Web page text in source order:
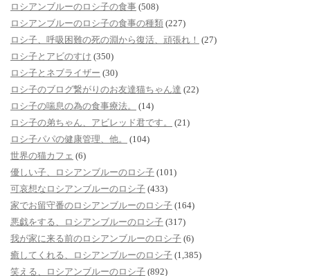
ロシアンブルーのロシ子の食事 (508)
ロシアンブルーのロシ子の食事の種類 (227)
ロシ子、呼吸困難の死の淵から復活、頑張れ！ (27)
ロシ子とアビのすけ (350)
ロシ子とネブライザー (30)
ロシ子のブログ繋がりのお友達猫ちゃん達 (22)
ロシ子の喘息の為の食事療法。
(14)
ロシ子の弟ちゃん、アビレッド君です。
(21)
ロシ子パパの健康管理、他。
(104)
世界の猫カフェ (6)
優しい子、ロシアンブルーのロシ子 (101)
可哀想なロシアンブルーのロシ子 (433)
家でお留守番のロシアンブルーのロシ子 (164)
悪戯をする、ロシアンブルーのロシ子 (317)
我が家に来る前のロシアンブルーのロシ子 (6)
癒してくれる、ロシアンブルーのロシ子 (1,385)
笑える、ロシアンブルーのロシ子 (892)